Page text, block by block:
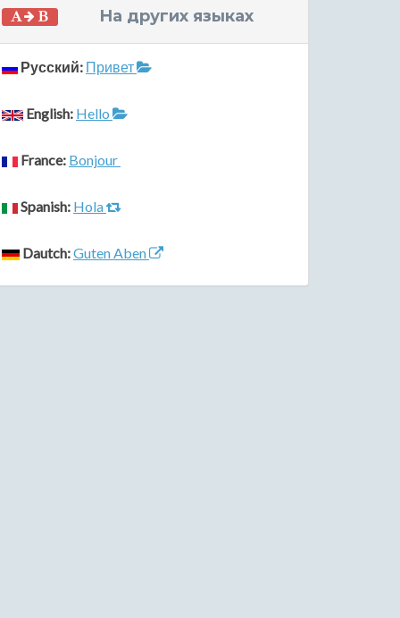
На других языках
Русский: Привет
English: Hello
France: Bonjour
Spanish: Hola
Dautch:Guten Aben